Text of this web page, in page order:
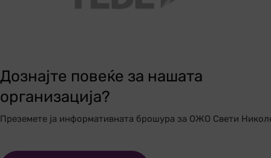
Дознајте повеќе за нашата
организација?
Преземете ја информативната брошура за ОЖО Свети